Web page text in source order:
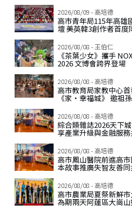
2026/08/09 - 高培德
高市青年局115年高雄
壇 美英韓3創作者首度
2026/08/08 - 王伯仁
《茶葉少女》攜手
2026 文博會跨界登場
2026/08/08 - 高培德
高市教育局家教中心
《家‧幸福城》 邀祖
2026/08/08 - 高培德
綜合類雜誌2026天下
享產業升級與金融服
2026/08/08 - 高培德
高市鳳山醫院前進高
本故事推廣失智友善
2026/08/08 - 高培德
高市農業局夏祭新鮮
為期兩天阿蓮區大崗